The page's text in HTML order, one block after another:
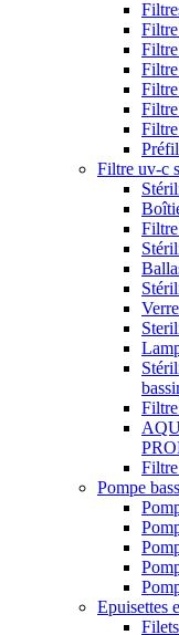
Filtre uv-c
Pompe
Epuisettes